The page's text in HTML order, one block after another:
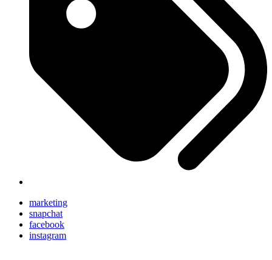
marketing
snapchat
facebook
instagram